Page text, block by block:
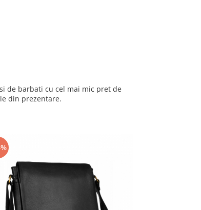
de barbati cu cel mai mic pret de
din prezentare.